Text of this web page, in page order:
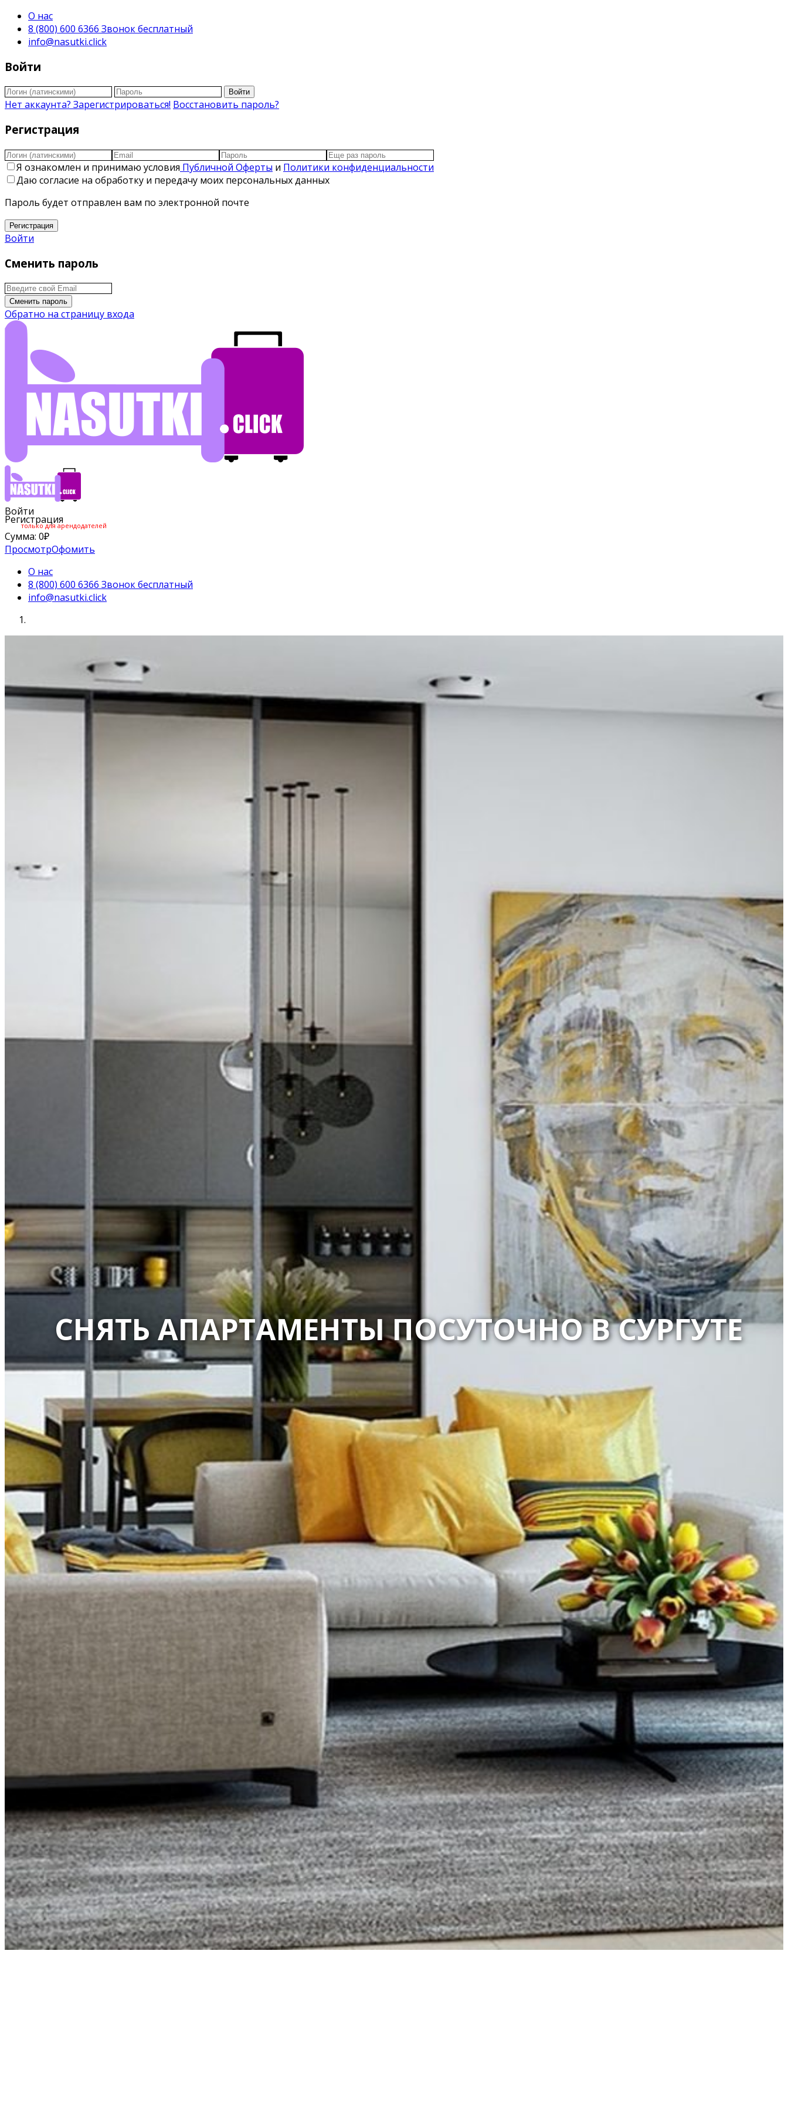
О нас
8 (800) 600 6366 Звонок бесплатный
info@nasutki.click
Войти
Войти
Нет аккаунта? Зарегистрироваться! Восстановить пароль?
Регистрация
Я ознакомлен и принимаю условия Публичной Оферты и Политики конфиденциальности
Даю согласие на обработку и передачу моих персональных данных
Пароль будет отправлен вам по электронной почте
Регистрация
Войти
Сменить пароль
Сменить пароль
Обратно на страницу входа
Войти
Регистрация
только для арендодателей
Сумма: 0₽
ПросмотрОфомить
О нас
8 (800) 600 6366 Звонок бесплатный
info@nasutki.click
СНЯТЬ АПАРТАМЕНТЫ ПОСУТОЧНО В СУРГУТЕ